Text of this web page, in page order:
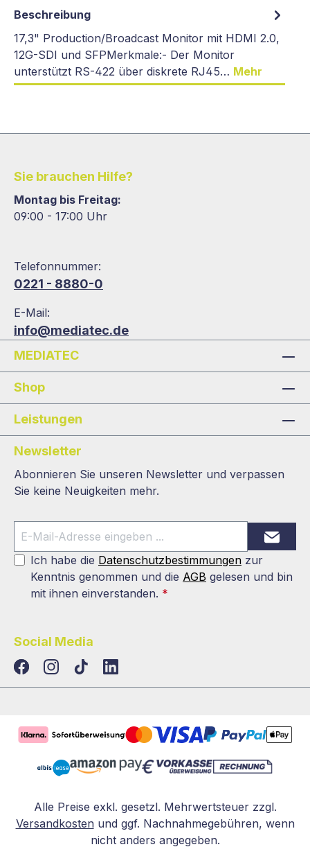
Beschreibung
17,3" Production/Broadcast Monitor mit HDMI 2.0,
12G-SDI und SFPMerkmale:- Der Monitor
unterstützt RS-422 über diskrete RJ45… Mehr
Sie brauchen Hilfe?
Montag bis Freitag:
09:00 - 17:00 Uhr
Telefonnummer:
0221 - 8880-0
E-Mail:
info@mediatec.de
MEDIATEC
Shop
Leistungen
Newsletter
Abonnieren Sie unseren Newsletter und verpassen
Sie keine Neuigkeiten mehr.
Ich habe die Datenschutzbestimmungen zur
Kenntnis genommen und die AGB gelesen und bin
mit ihnen einverstanden. *
Social Media
TikTokLinkedIn
Alle Preise exkl. gesetzl. Mehrwertsteuer zzgl.
Versandkosten und ggf. Nachnahmegebühren, wenn
nicht anders angegeben.